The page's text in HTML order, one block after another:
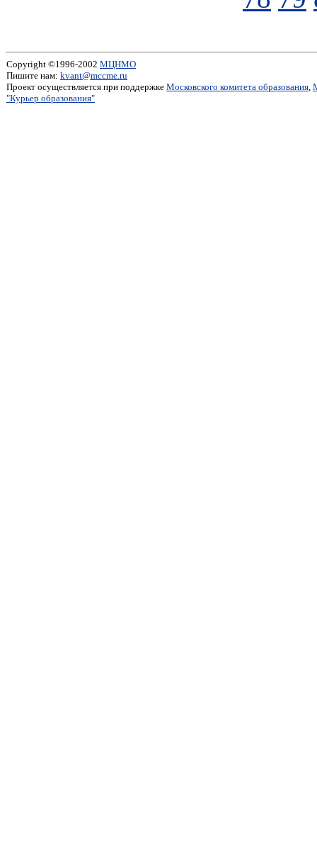
Copyright ©1996-2002 МЦНМО
Пишите нам: kvant@mccme.ru
Проект осуществляется при поддержке Московского комитета образования,
"Курьер образования"